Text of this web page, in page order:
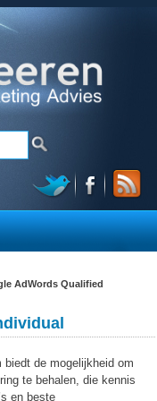
AdWords Qualified
biedt de mogelijkheid om
te behalen, die kennis
en beste